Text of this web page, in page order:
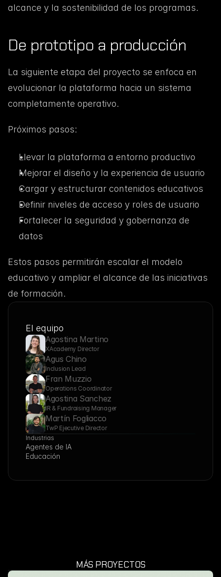
alcance y la sostenibilidad de los programas.
De prototipo a producción
La siguiente etapa del proyecto se enfoca en
evolucionar la plataforma hacia un sistema
completamente operativo.
Próximos pasos:
Llevar la plataforma a entorno productivo
Mejorar el diseño y la experiencia de usuario
Cargar y estructurar contenidos educativos
Definir niveles de acceso y roles de usuario
Fortalecer la seguridad y gobernanza de
datos
Estos pasos permitirán escalar el modelo
educativo y ampliar el alcance de las iniciativas
de formación.
El equipo
Agostina Martino
XAcademy Director
Agus Chino
Inclusion Lead
Fran Muzzio
Operations Coordinator
Agostina Sanchez
IR & Fundraising Manager
Martín Fogliacco
TwP Ejecutive Director
Industrias
Agentes de IA
Educación
MÁS PROYECTOS